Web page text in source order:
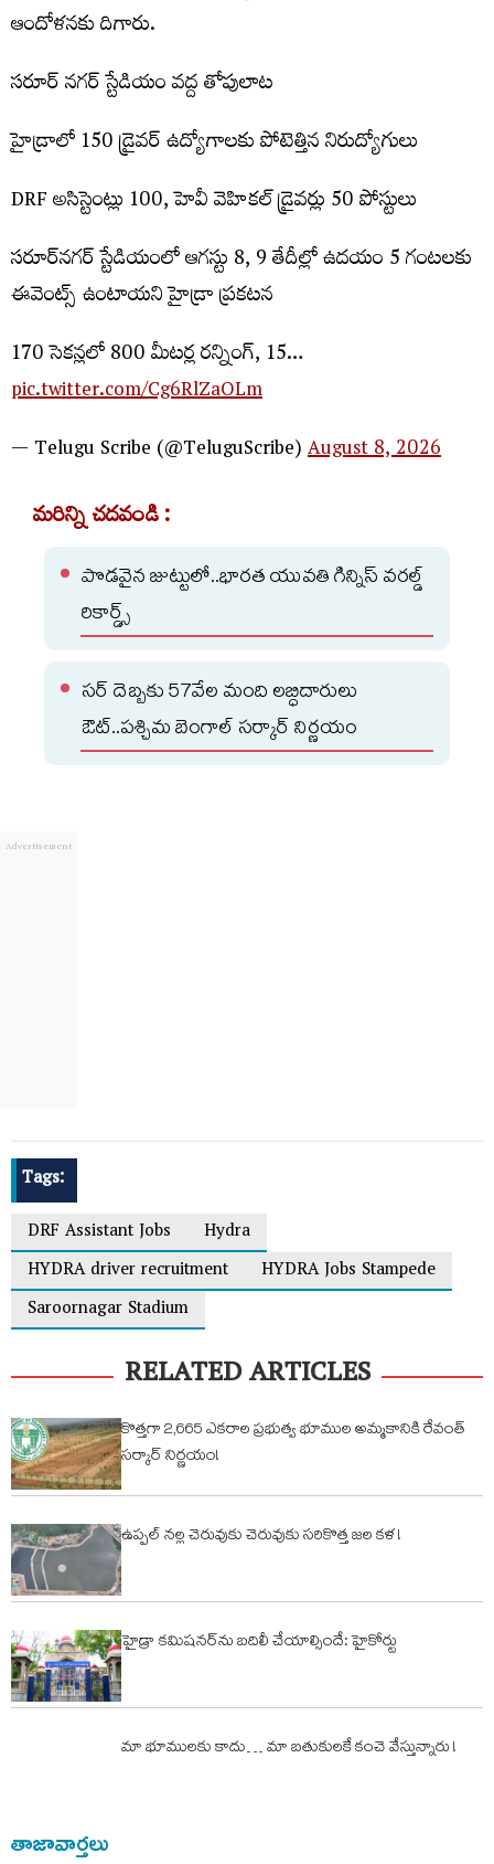
ఆందోళనకు దిగారు.
సరూర్ నగర్ స్టేడియం వద్ద తోపులాట
హైడ్రాలో 150 డ్రైవర్ ఉద్యోగాలకు పోటెత్తిన నిరుద్యోగులు
DRF అసిస్టెంట్లు 100, హెవీ వెహికల్ డ్రైవర్లు 50 పోస్టులు
సరూర్‌నగర్ స్టేడియంలో ఆగస్టు 8, 9 తేదీల్లో ఉదయం 5 గంటలకు
ఈవెంట్స్ ఉంటాయని హైడ్రా ప్రకటన
170 సెకన్లలో 800 మీటర్ల రన్నింగ్, 15…
pic.twitter.com/Cg6RlZaOLm
— Telugu Scribe (@TeluguScribe)August 8, 2026
మరిన్ని చదవండి :
పొడవైన జుట్టులో..భారత యువతి గిన్నిస్ వరల్డ్
రికార్డ్స్
సర్ దెబ్బకు 57వేల మంది లబ్ధిదారులు
ఔట్..పశ్చిమ బెంగాల్ సర్కార్ నిర్ణయం
Tags:
DRF Assistant Jobs
Hydra
HYDRA driver recruitment
HYDRA Jobs Stampede
Saroornagar Stadium
RELATED ARTICLES
కొత్తగా 2,665 ఎకరాల ప్రభుత్వ భూముల అమ్మకానికి రేవంత్
సర్కార్ నిర్ణయం!
ఉప్పల్ నల్ల చెరువుకు చెరువుకు సరికొత్త జల కళ !
హైడ్రా కమిషనర్‌ను బదిలీ చేయాల్సిందే: హైకోర్టు
మా భూములకు కాదు… మా బతుకులకే కంచె వేస్తున్నారు !
తాజావార్తలు